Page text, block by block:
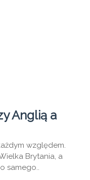
Anglią a
względem.
Brytania, a
samego..